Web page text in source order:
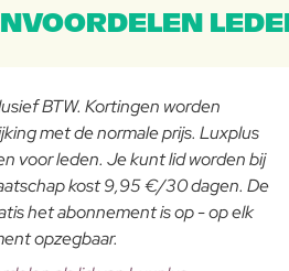
BTW. Kortingen worden
met de normale prijs. Luxplus
voor leden. Je kunt lid worden bij
kost 9,95 €/30 dagen. De
het abonnement is op - op elk
opzegbaar.